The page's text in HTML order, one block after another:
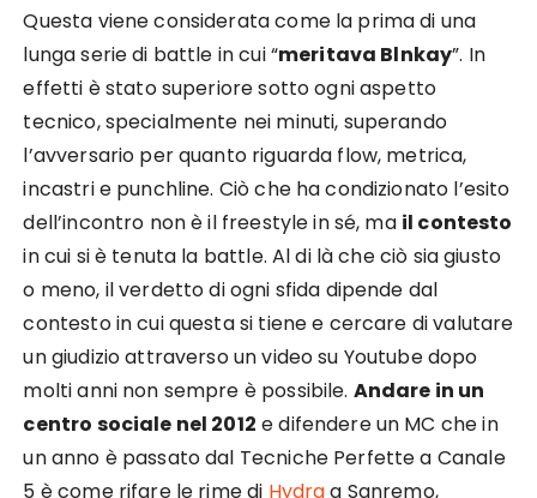
Questa viene considerata come la prima di una
lunga serie di battle in cui “meritava Blnkay”. In
effetti è stato superiore sotto ogni aspetto
tecnico, specialmente nei minuti, superando
l’avversario per quanto riguarda flow, metrica,
incastri e punchline. Ciò che ha condizionato l’esito
dell’incontro non è il freestyle in sé, ma il contesto
in cui si è tenuta la battle. Al di là che ciò sia giusto
o meno, il verdetto di ogni sfida dipende dal
contesto in cui questa si tiene e cercare di valutare
un giudizio attraverso un video su Youtube dopo
molti anni non sempre è possibile. Andare in un
centro sociale nel 2012 e difendere un MC che in
un anno è passato dal Tecniche Perfette a Canale
5 è come rifare le rime di Hydraa Sanremo,